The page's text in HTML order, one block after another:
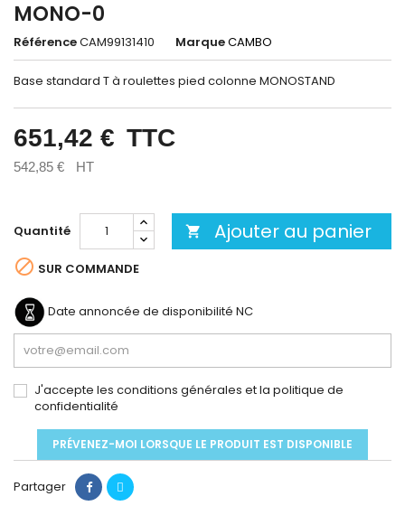
MONO-0
RéférenceCAM99131410 MarqueCAMBO
Base standard T à roulettes pied colonne MONOSTAND
651,42 € TTC
542,85 € HT
Quantité  Ajouter au panier
 SUR COMMANDE
Date annoncée de disponibilité NC
J'accepte les conditions générales et la politique de
confidentialité
PRÉVENEZ-MOI LORSQUE LE PRODUIT EST DISPONIBLE
Partager